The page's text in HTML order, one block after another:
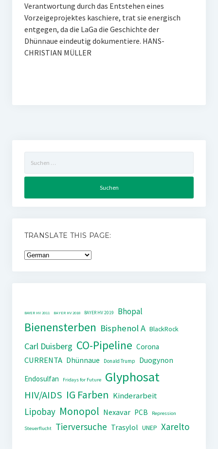
Verantwortung durch das Entstehen eines
Vorzeigeprojektes kaschiere, trat sie energisch
entgegen, da die LaGa die Geschichte der
Dhünnaue eindeutig dokumentiere. HANS-
CHRISTIAN MÜLLER
nach:
TRANSLATE THIS PAGE:
BAYER HV 2011 BAYER HV 2018 BAYER HV 2019 Bhopal
Bienensterben Bisphenol A BlackRock
Carl Duisberg CO-Pipeline Corona
CURRENTA Dhünnaue Donald Trump
Duogynon
Endosulfan
Fridays for Future Glyphosat
HIV/AIDS IG Farben Kinderarbeit
Lipobay Monopol Nexavar PCB Repression
Steuerflucht Tierversuche Trasylol UNEP Xarelto